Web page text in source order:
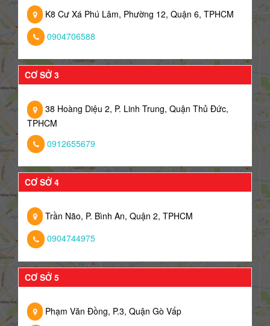
K8 Cư Xá Phú Lâm, Phường 12, Quận 6, TPHCM
0904706588
CƠ SỞ 3
38 Hoàng Diệu 2, P. Linh Trung, Quận Thủ Đức,
TPHCM
0912655679
CƠ SỞ 4
Trần Não, P. Bình An, Quận 2, TPHCM
0904744975
CƠ SỞ 5
Phạm Văn Đồng, P.3, Quận Gò Vấp